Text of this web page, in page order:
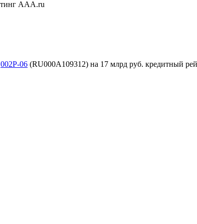
AAA.ru
002Р-06 (RU000A109312) на 17 млрд руб. кредитный